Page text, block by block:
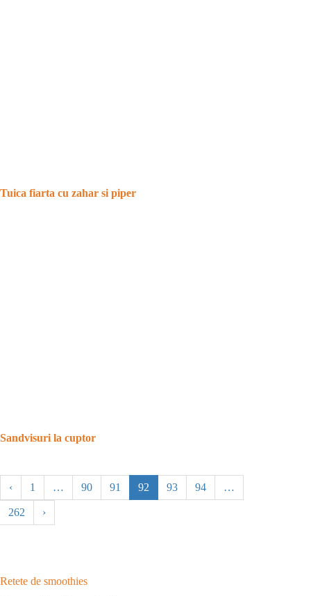
Tuica fiarta cu zahar si piper
Sandvisuri la cuptor
‹ 1 … 90 91 92 93 94 …
262 ›
Retete de smoothies